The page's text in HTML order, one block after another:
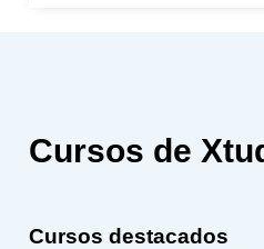
Cursos de
Cursos destacados